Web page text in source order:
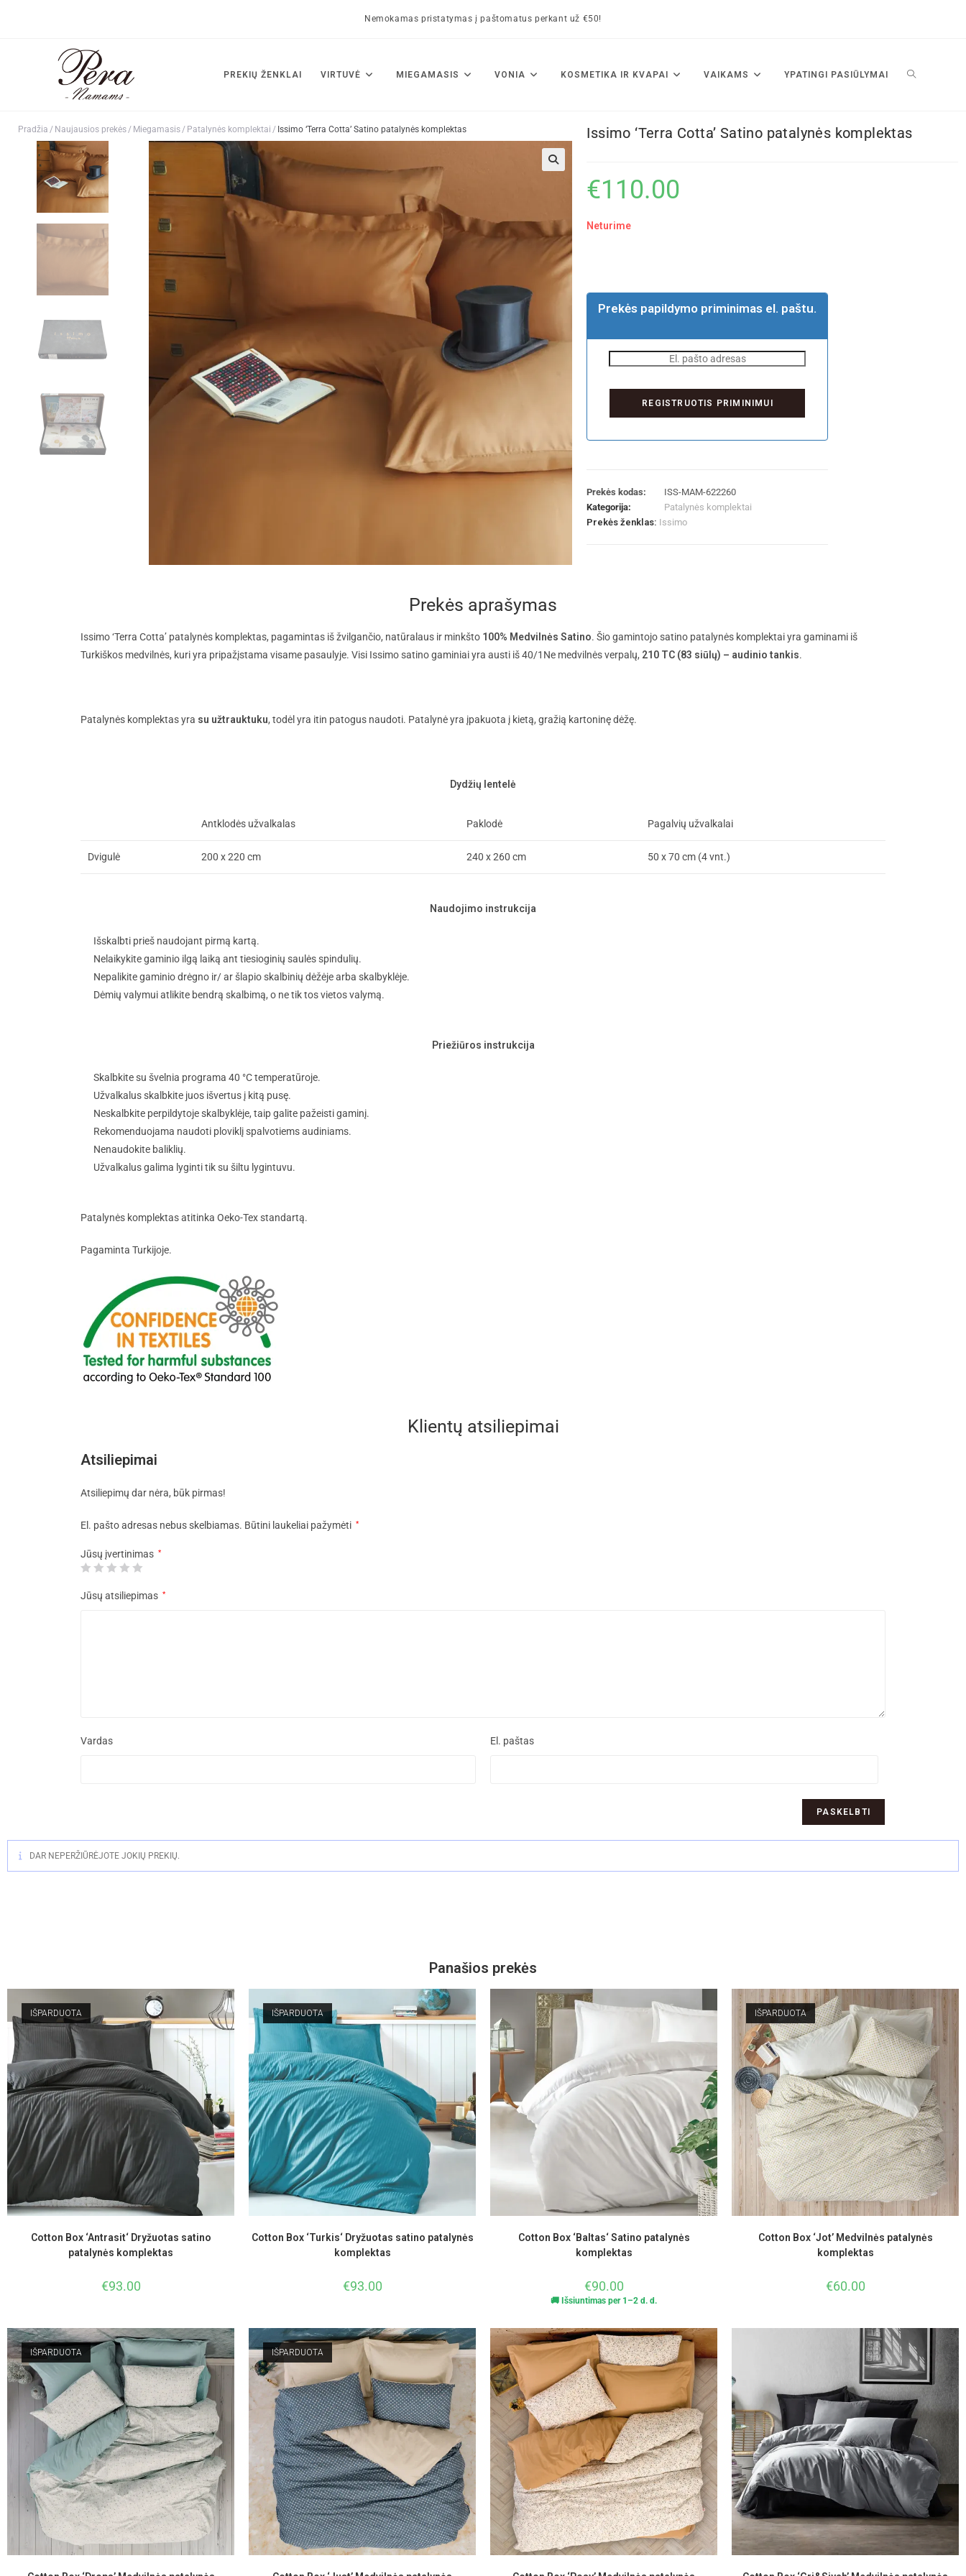
Nemokamas pristatymas į paštomatus perkant už €50!
PREKIŲ ŽENKLAI VIRTUVĖ MIEGAMASIS VONIA KOSMETIKA IR KVAPAI VAIKAMS YPATINGI PASIŪLYMAI
Pradžia / Naujausios prekės/ Miegamasis/ Patalynės komplektai / Issimo ‘Terra Cotta’ Satino patalynės komplektas Issimo ‘Terra Cotta’ Satino patalynės komplektas
€110.00
Neturime
Prekės papildymo priminimas el. paštu.
Prekės kodas:
ISS-MAM-622260
Kategorija:
Patalynės komplektai
Prekės ženklas: Issimo
Prekės aprašymas
Issimo ‘Terra Cotta’ patalynės komplektas, pagamintas iš žvilgančio, natūralaus ir minkšto 100% Medvilnės Satino. Šio gamintojo satino patalynės komplektai yra gaminami iš
Turkiškos medvilnės, kuri yra pripažįstama visame pasaulyje. Visi Issimo satino gaminiai yra austi iš 40/1Ne medvilnės verpalų, 210 TC (83 siūlų) – audinio tankis.
Patalynės komplektas yra su užtrauktuku, todėl yra itin patogus naudoti. Patalynė yra įpakuota į kietą, gražią kartoninę dėžę.
Dydžių lentelė
Antklodės užvalkalas Paklodė Pagalvių užvalkalai
Dvigulė 200 x 220 cm 240 x 260 cm 50 x 70 cm (4 vnt.)
Naudojimo instrukcija
Išskalbti prieš naudojant pirmą kartą.
Nelaikykite gaminio ilgą laiką ant tiesioginių saulės spindulių.
Nepalikite gaminio drėgno ir/ ar šlapio skalbinių dėžėje arba skalbyklėje.
Dėmių valymui atlikite bendrą skalbimą, o ne tik tos vietos valymą.
Priežiūros instrukcija
Skalbkite su švelnia programa 40 °C temperatūroje.
Užvalkalus skalbkite juos išvertus į kitą pusę.
Neskalbkite perpildytoje skalbyklėje, taip galite pažeisti gaminį.
Rekomenduojama naudoti ploviklį spalvotiems audiniams.
Nenaudokite baliklių.
Užvalkalus galima lyginti tik su šiltu lygintuvu.
Patalynės komplektas atitinka Oeko-Tex standartą.
Pagaminta Turkijoje.
Klientų atsiliepimai
Atsiliepimai
Atsiliepimų dar nėra, būk pirmas!
El. pašto adresas nebus skelbiamas. Būtini laukeliai pažymėti *
Jūsų įvertinimas *
Jūsų atsiliepimas *
Vardas El. paštas
DAR NEPERŽIŪRĖJOTE JOKIŲ PREKIŲ.
Panašios prekės
IŠPARDUOTA
Cotton Box ‘Antrasit‘ Dryžuotas satino
patalynės komplektas
€93.00
IŠPARDUOTA
Cotton Box ‘Turkis‘ Dryžuotas satino patalynės
komplektas
€93.00
Cotton Box ‘Baltas‘ Satino patalynės
komplektas
€90.00
🚚 Išsiuntimas per 1–2 d. d.
IŠPARDUOTA
Cotton Box ‘Jot’ Medvilnės patalynės
komplektas
€60.00
IŠPARDUOTA IŠPARDUOTA